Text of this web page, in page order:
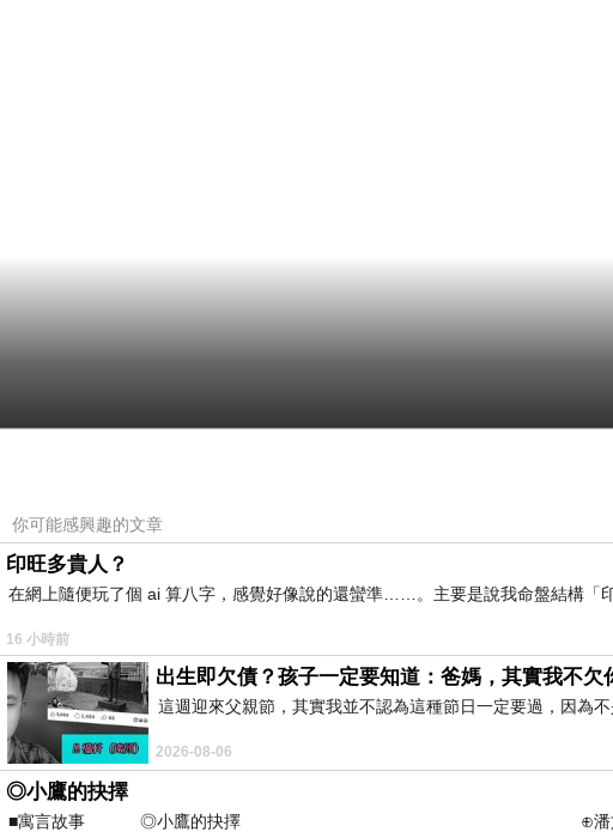
你可能感興趣的文章
印旺多貴人？
在網上隨便玩了個 ai 算八字，感覺好像說的還蠻準……。主要是說我命盤結構
16 小時前
出生即欠債？孩子一定要知道：爸媽，其實我不欠
這週迎來父親節，其實我並不認為這種節日一定要過，因為
2026-08-06
◎小鷹的抉擇
■寓言故事 ◎小鷹的抉擇 ⊕潘文良 在壁立千